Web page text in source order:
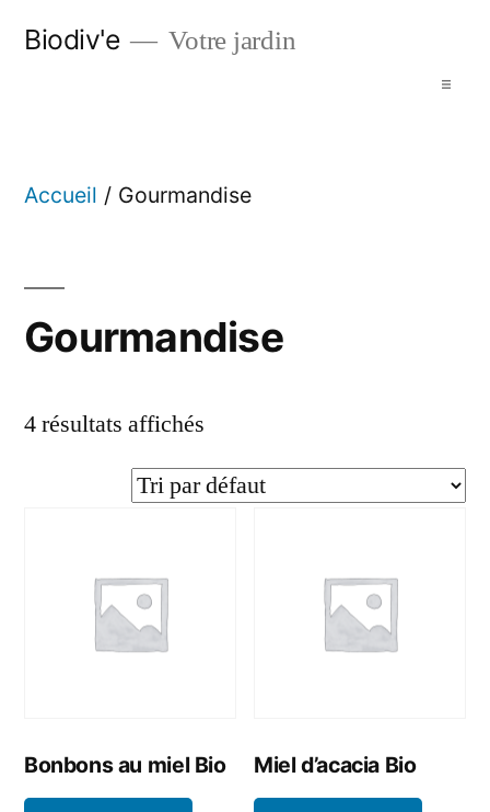
Biodiv'e Votre jardin
Nouveautés
Accueil / Gourmandise
Gourmandise
4 résultats affichés
Bonbons au miel Bio Miel d’acacia Bio